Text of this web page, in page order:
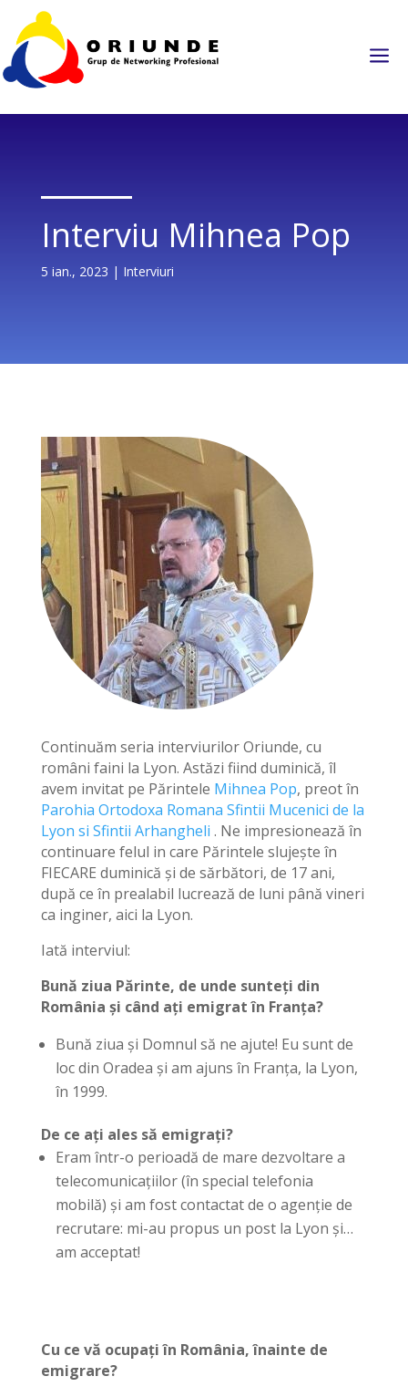
a
Interviu Mihnea Pop
5 ian., 2023 | Interviuri
Continuăm seria interviurilor Oriunde, cu
români faini la Lyon. Astăzi fiind duminică, îl
avem invitat pe Părintele Mihnea Pop, preot în
Parohia Ortodoxa Romana Sfintii Mucenici de la
Lyon si Sfintii Arhangheli . Ne impresionează în
continuare felul in care Părintele slujește în
FIECARE duminică și de sărbători, de 17 ani,
după ce în prealabil lucrează de luni până vineri
ca inginer, aici la Lyon.
Iată interviul:
Bună ziua Părinte, de unde sunteți din
România și când ați emigrat în Franța?
Bună ziua și Domnul să ne ajute! Eu sunt de
loc din Oradea și am ajuns în Franța, la Lyon,
în 1999.
De ce ați ales să emigrați?
Eram într-o perioadă de mare dezvoltare a
telecomunicațiilor (în special telefonia
mobilă) și am fost contactat de o agenție de
recrutare: mi-au propus un post la Lyon și…
am acceptat!
Cu ce vă ocupați în România, înainte de
emigrare?